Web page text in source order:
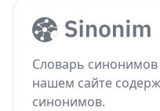
Словарь синонимов
нашем сайте
синонимов.